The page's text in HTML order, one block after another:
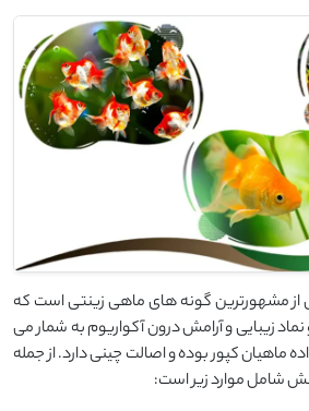
مشهورترین گونه های ماهی زینتی است که
نماد زیبایی و آرامش درون آکواریوم به شمار می
ماهیان کپور بوده و اصالت چینی دارد. از جمله
شامل موارد زیر است: